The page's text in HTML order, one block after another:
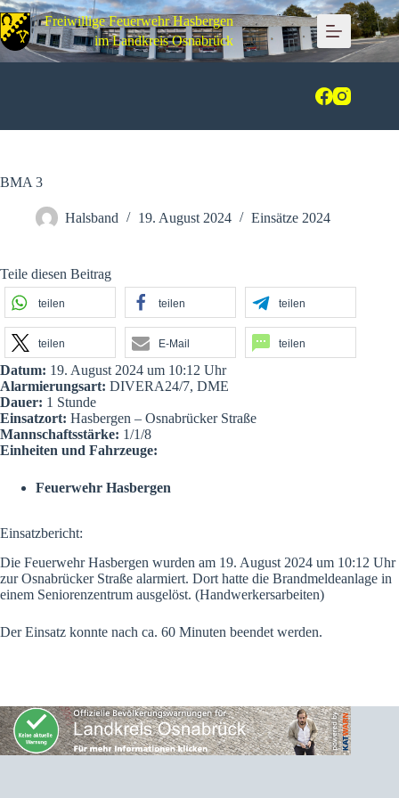
Zum
Inhalt
springen
Freiwillige Feuerwehr Hasbergen
im Landkreis Osnabrück
BMA 3
Halsband 19. August 2024 Einsätze 2024
Teile diesen Beitrag
teilen teilen teilen
teilen E-Mail teilen
Datum: 19. August 2024 um 10:12 Uhr
Alarmierungsart: DIVERA24/7, DME
Dauer: 1 Stunde
Einsatzort: Hasbergen – Osnabrücker Straße
Mannschaftsstärke: 1/1/8
Einheiten und Fahrzeuge:
Feuerwehr Hasbergen
Einsatzbericht:
Die Feuerwehr Hasbergen wurden am 19. August 2024 um 10:12 Uhr
zur Osnabrücker Straße alarmiert. Dort hatte die Brandmeldeanlage in
einem Seniorenzentrum ausgelöst. (Handwerkersarbeiten)
Der Einsatz konnte nach ca. 60 Minuten beendet werden.